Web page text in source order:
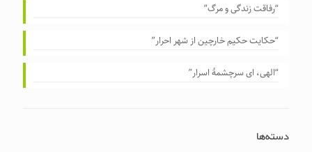
“رفاقت زندگی و مرگ”
“حکایت حکیم خارچین از شهر احرار”
“الهی، ای سرچشمهٔ اسرار”
دسته‌ها